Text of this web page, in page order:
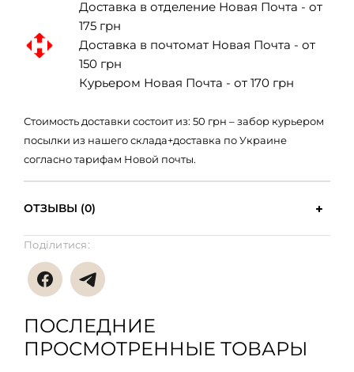
Доставка в отделение Новая Почта - от
175 грн
Доставка в почтомат Новая Почта - от
150 грн
Курьером Новая Почта - от 170 грн
Стоимость доставки состоит из: 50 грн – забор курьером
посылки из нашего склада+доставка по Украине
согласно тарифам Новой почты.
ОТЗЫВЫ (0)
Поділитися:
ПОСЛЕДНИЕ
ПРОСМОТРЕННЫЕ ТОВАРЫ